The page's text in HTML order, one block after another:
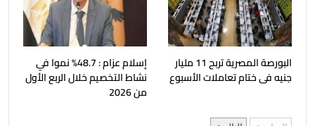
البورصة المصرية تربح 11 مليار
جنيه فى ختام تعاملات الأسبوع
إسلام عزام : 48.7% نموا في
نشاط التخصيم خلال الربع الأول
من 2026